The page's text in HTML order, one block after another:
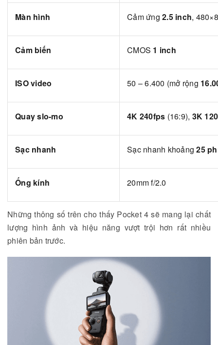
Màn hình Cảm ứng 2.5 inch,
Cảm biến CMOS 1 inch
ISO video 50 – 6.400 (mở rộng
Quay slo-mo 4K 240fps (16:9), 3K
Sạc nhanh Sạc nhanh khoảng25
Ống kính 20mm f/2.0
Những thông số trên cho thấy Pocket 4 sẽ mang lại chất
lượng hình ảnh và hiệu năng vượt trội hơn rất nhiều
phiên bản trước.